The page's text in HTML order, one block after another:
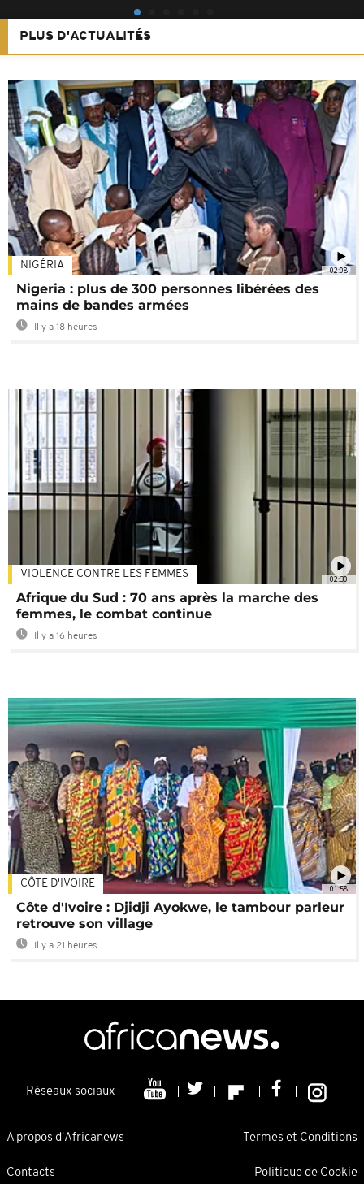
PLUS D'ACTUALITÉS
02:08
NIGÉRIA
Nigeria : plus de 300 personnes libérées des
mains de bandes armées
Il y a 18 heures
02:30
VIOLENCE CONTRE LES FEMMES
Afrique du Sud : 70 ans après la marche des
femmes, le combat continue
Il y a 16 heures
01:58
CÔTE D'IVOIRE
Côte d'Ivoire : Djidji Ayokwe, le tambour parleur
retrouve son village
Il y a 21 heures
Réseaux sociaux
A propos d'Africanews Termes et Conditions
Contacts Politique de Cookie